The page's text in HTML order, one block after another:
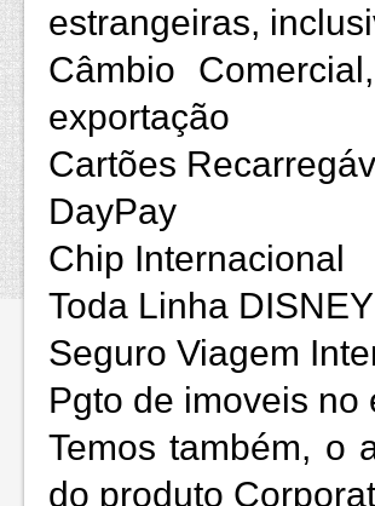
estrangeiras,
Câmbio
exportação
Cartões
DayPay
Chip Internacional
Toda Linha DISNEY
Seguro Viagem
Pgto de imoveis no
Temos também, o
do produto